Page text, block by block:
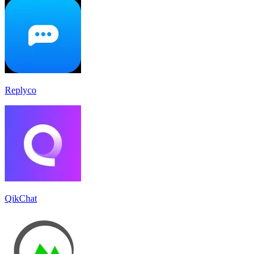
Replyco
QikChat